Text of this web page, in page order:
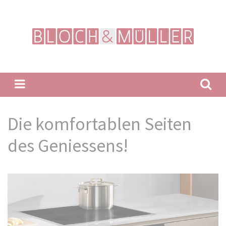
Die komfortablen Seiten
des Geniessens!